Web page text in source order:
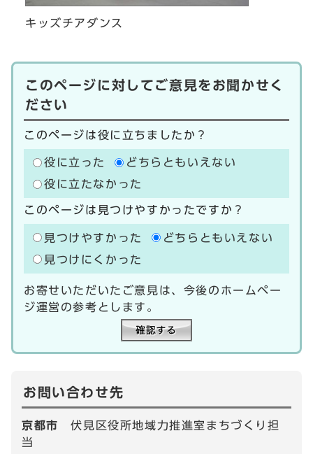
キッズチアダンス
このページに対してご意見をお聞かせく
ださい
このページは役に立ちましたか？
役に立った
どちらともいえない
役に立たなかった
このページは見つけやすかったですか？
見つけやすかった
どちらともいえない
見つけにくかった
お寄せいただいたご意見は、今後のホームペー
ジ運営の参考とします。
お問い合わせ先
京都市伏見区役所地域力推進室まちづくり担
当